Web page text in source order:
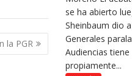
la PGR
se ha abierto
Sheinbaum dio
Generales
Audiencias
propiamente...